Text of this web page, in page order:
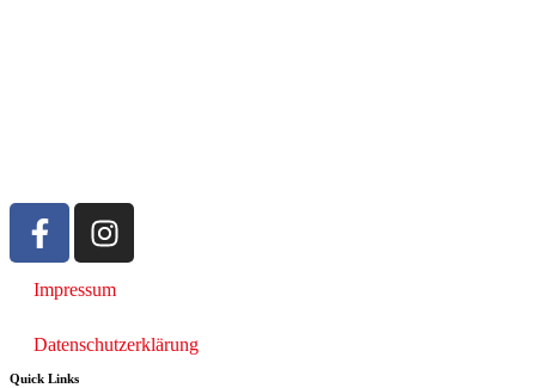
Impressum
Datenschutzerklärung
Quick Links